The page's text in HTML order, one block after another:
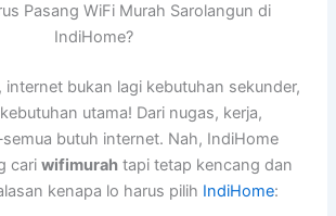
Pasang WiFi Murah Sarolangun di
IndiHome?
internet bukan lagi kebutuhan sekunder,
utama! Dari nugas, kerja,
butuh internet. Nah, IndiHome
cariwifimurah tapi tetap kencang dan
kenapa lo harus pilih IndiHome: